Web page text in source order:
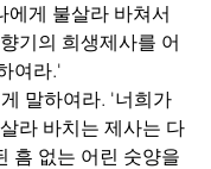
에게 불살라 바쳐서
기의 희생제사를 어
여라.'
말하여라. '너희가
라 바치는 제사는 다
흠 없는 어린 숫양을